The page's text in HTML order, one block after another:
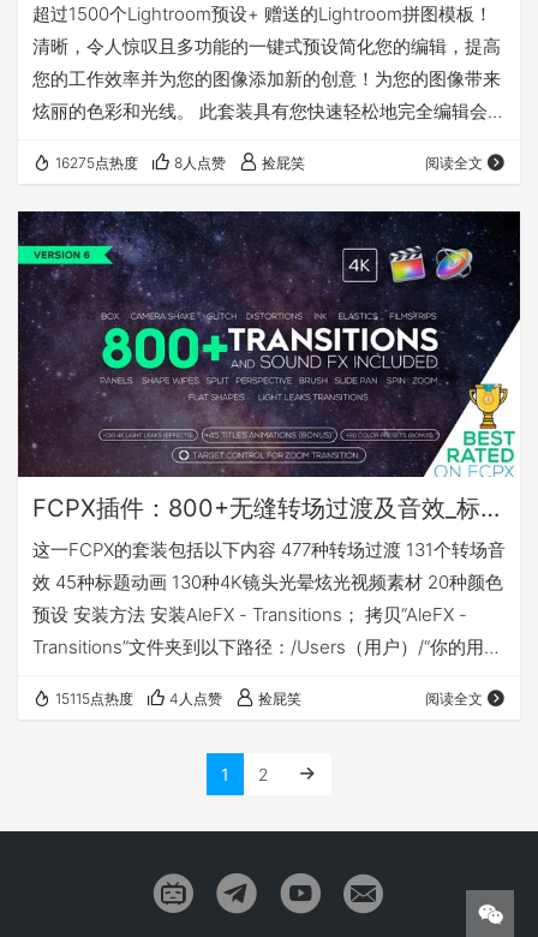
超过1500个Lightroom预设+ 赠送的Lightroom拼图模板！
清晰，令人惊叹且多功能的一键式预设简化您的编辑，提高
您的工作效率并为您的图像添加新的创意！为您的图像带来
炫丽的色彩和光线。 此套装具有您快速轻松地完全编辑会话
容： Over 300 Lightroom Preset + Brush Bundle（超过
300个Lightroom 预设 + 笔刷套装） 275 of the Best BP4U
Presets（275个最佳BP4U预设） Bl…
16275点热度 8人点赞 捡屁笑 阅读全文
FCPX插件：800+无缝转场过渡及音效_标题动画_光晕炫光视频素材_颜色预设
这一FCPX的套装包括以下内容 477种转场过渡 131个转场音
效 45种标题动画 130种4K镜头光晕炫光视频素材 20种颜色
预设 安装方法 安装AleFX - Transitions； 拷贝“AleFX -
Transitions”文件夹到以下路径：/Users（用户）/“你的用户
AleFX - Looks； 拷贝“AleFX - Looks”文件夹到以下路
15115点热度 4人点赞 捡屁笑 阅读全文
1 2